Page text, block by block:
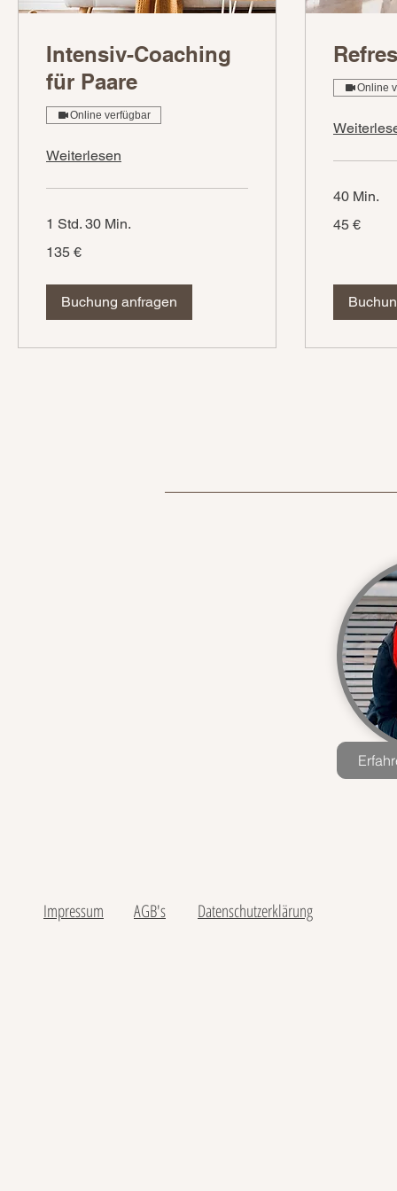
Intensiv-Coaching
für Paare
Online verfügbar
Weiterlesen
1 Std. 30 Min.
Euro
135 €
Buchung anfragen
Online
40 Min.
Euro
45 €
Impressum AGB's Datenschutzerklärung